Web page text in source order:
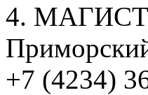
4.
+7 (4234)